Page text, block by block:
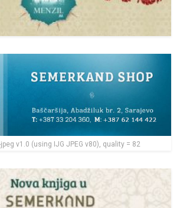
jpeg v1.0 (using IJG JPEG v80), quality = 82